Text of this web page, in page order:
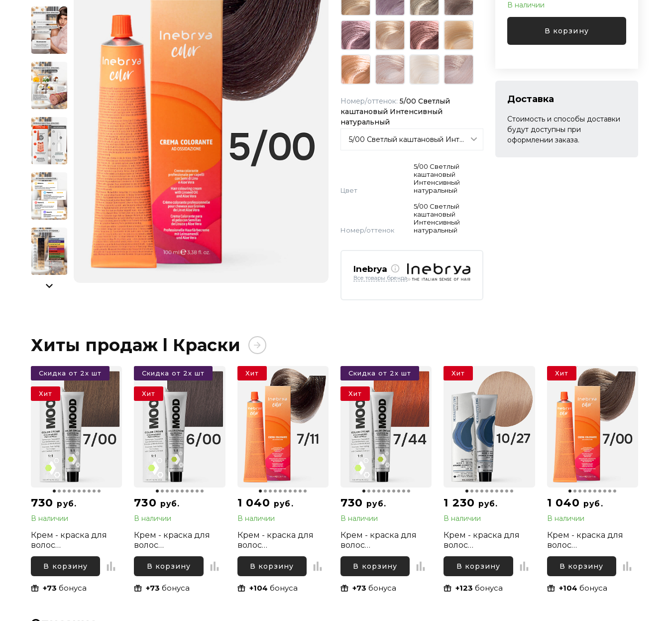
Номер/оттенок: 5/00 Светлый
каштановый Интенсивный
натуральный
Цвет
5/00 Светлый
каштановый
Интенсивный
натуральный
Номер/оттенок
5/00 Светлый
каштановый
Интенсивный
натуральный
Inebrya
Все товары бренда
В наличии
В корзину
Доставка
Стоимость и способы доставки
будут доступны при
оформлении заказа.
Хиты продаж l Краски
730 руб.
В наличии
Крем - краска для
волос
профессиональная
Mood 7/00 Русый
Интенсивный
натуральный, 100 мл
В корзину
+73 бонуса
Скидка от 2х шт
Хит
730 руб.
В наличии
Крем - краска для
волос
профессиональная
Mood 6/00 Темный
русый Интенсивный
натуральный, 100 мл
В корзину
+73 бонуса
Скидка от 2х шт
Хит
1 040 руб.
В наличии
Крем - краска для
волос
профессиональная
Inebrya Color
Professional 7/11
Русый Интенсивный
пепельный, 100 мл
В корзину
+104 бонуса
Хит
730 руб.
В наличии
Крем - краска для
волос
профессиональная
Mood 7/44 Русый
Интенсивный
медный, 100 мл
В корзину
+73 бонуса
Скидка от 2х шт
Хит
1 230 руб.
В наличии
Крем - краска для
волос
профессиональная
Elgon Moda&Styling
10/27 Светлый блонд
Жемчужный, 125 мл
В корзину
+123 бонуса
Хит
1 040 руб.
В наличии
Крем - краска для
волос
профессиональная
Inebrya Color
Professional 7/00
Русый Интенсивный
натуральный, 100 мл
В корзину
+104 бонуса
Хит